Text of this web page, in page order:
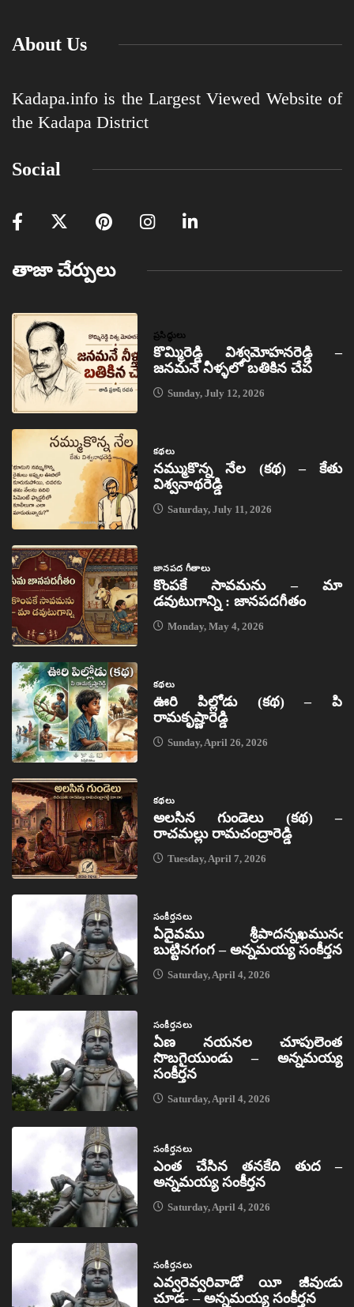
About Us
Kadapa.info is the Largest Viewed Website of
the Kadapa District
Social
తాజా చేర్పులు
ప్రసిద్ధులు
కొమ్మిరెడ్డి విశ్వమోహనరెడ్డి –
జనమనే నీళ్ళలో బతికిన చేప
Sunday, July 12, 2026
కథలు
నమ్ముకొన్న నేల (కథ) – కేతు
విశ్వనాథరెడ్డి
Saturday, July 11, 2026
జానపద గీతాలు
కొంపకే సావమను – మా
డవుటుగాన్ని : జానపదగీతం
Monday, May 4, 2026
కథలు
ఊరి పిల్లోడు (కథ) – పి
రామకృష్ణారెడ్డి
Sunday, April 26, 2026
కథలు
అలసిన గుండెలు (కథ) –
రాచమల్లు రామచంద్రారెడ్డి
Tuesday, April 7, 2026
సంకీర్తనలు
ఏదైవము శ్రీపాదన్నఖమునఁ
బుట్టినగంగ – అన్నమయ్య సంకీర్తన
Saturday, April 4, 2026
సంకీర్తనలు
ఏణ నయనల చూపులెంత
సొబగైయుండు – అన్నమయ్య
సంకీర్తన
Saturday, April 4, 2026
సంకీర్తనలు
ఎంత చేసిన తనకేది తుద –
అన్నమయ్య సంకీర్తన
Saturday, April 4, 2026
సంకీర్తనలు
ఎవ్వరెవ్వరివాడో యీ జీవుఁడు
చూడ- – అన్నమయ్య సంకీర్తన